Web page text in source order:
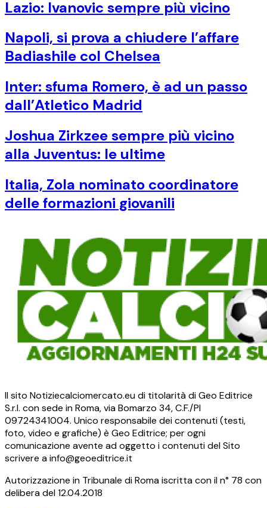
Lazio: Ivanovic sempre più vicino
Napoli, si prova a chiudere l’affare
Badiashile col Chelsea
Inter: sfuma Romero, è ad un passo
dall’Atletico Madrid
Joshua Zirkzee sempre più vicino
alla Juventus: le ultime
Italia, Zola nominato coordinatore
delle formazioni giovanili
Il sito Notiziecalciomercato.eu di titolarità di Geo Editrice
S.r.l. con sede in Roma, via Bomarzo 34, C.F./PI
09724341004. Unico responsabile dei contenuti (testi,
foto, video e grafiche) è Geo Editrice; per ogni
comunicazione avente ad oggetto i contenuti del Sito
scrivere a info@geoeditrice.it
Autorizzazione in Tribunale di Roma iscritta con il n° 78 con
delibera del 12.04.2018